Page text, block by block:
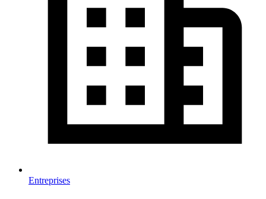
Entreprises